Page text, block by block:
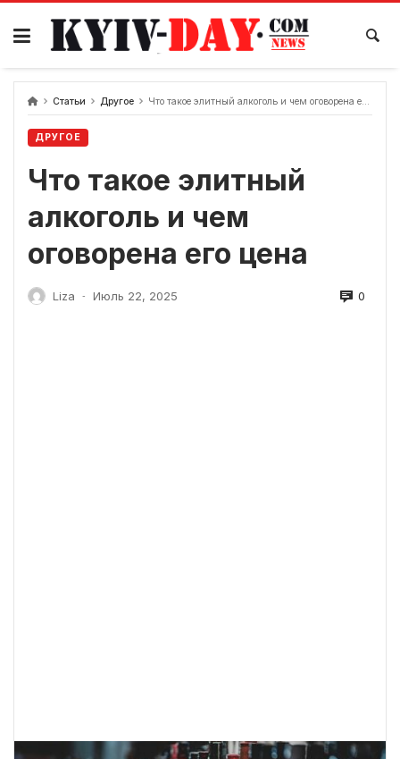
перейти
содержанию
Статьи Другое Что такое элитный алкоголь и чем оговорена его цена
ДРУГОЕ
Что такое элитный
алкоголь и чем
оговорена его цена
Liza - Июль 22, 2025 0